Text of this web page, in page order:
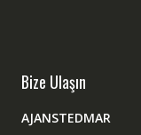
Bize Ulaşın
AJANSTEDMAR